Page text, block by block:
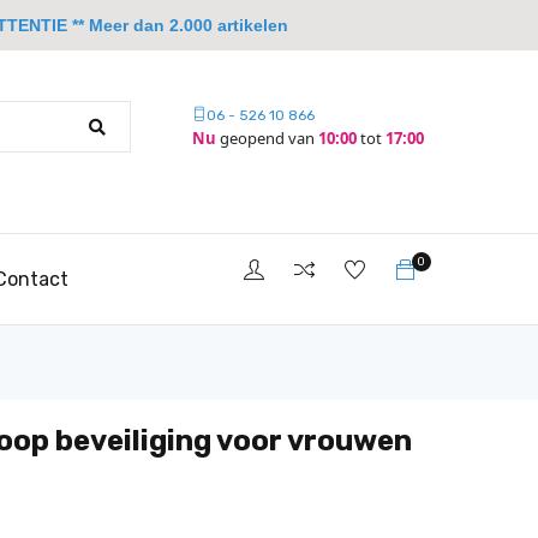
06 - 526 10 866
Nu geopend van 10:00tot 17:00
0
beveiliging voor vrouwen
** Meer dan 2.000 artikelen